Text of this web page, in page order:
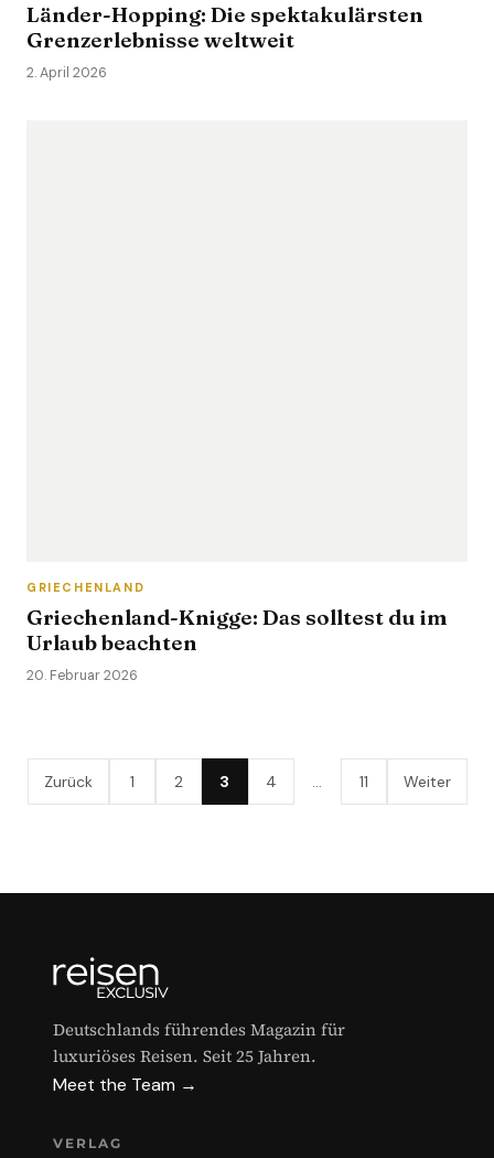
Länder-Hopping: Die spektakulärsten
Grenzerlebnisse weltweit
2. April 2026
GRIECHENLAND
Griechenland-Knigge: Das solltest du im
Urlaub beachten
20. Februar 2026
Zurück 1 2 3 4 11 Weiter
Deutschlands führendes Magazin für
luxuriöses Reisen. Seit 25 Jahren.
Meet the Team →
VERLAG